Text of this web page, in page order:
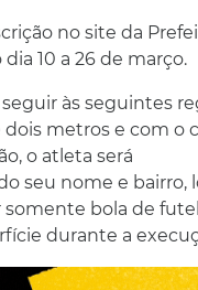
no site da
10 a 26 de março.
às seguintes
metros e com o
o atleta será
seu nome e bairro,
somente bola de
durante a